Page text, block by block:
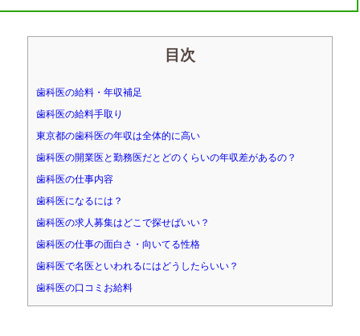
目次
歯科医の給料・年収補足
歯科医の給料手取り
東京都の歯科医の年収は全体的に高い
歯科医の開業医と勤務医だとどのくらいの年収差があるの？
歯科医の仕事内容
歯科医になるには？
歯科医の求人募集はどこで探せばいい？
歯科医の仕事の面白さ・向いてる性格
歯科医で名医といわれるにはどうしたらいい？
歯科医の口コミお給料